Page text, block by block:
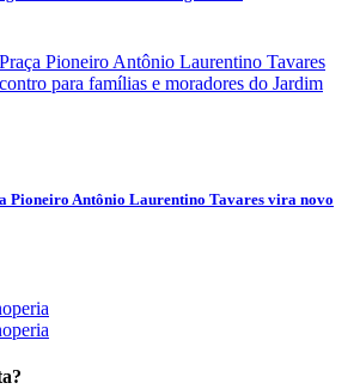
Pioneiro Antônio Laurentino Tavares vira novo